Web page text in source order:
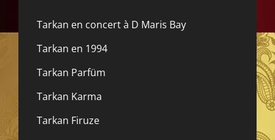
Tarkan en concert à D Maris Bay
Tarkan en 1994
Tarkan Parfüm
Tarkan Karma
Tarkan Firuze